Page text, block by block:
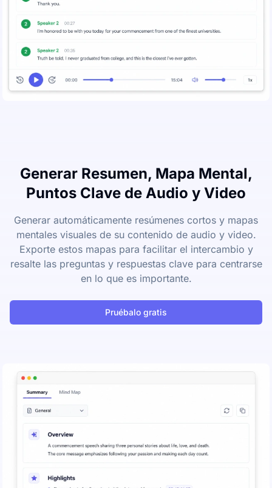
Generar Resumen, Mapa Mental,
Puntos Clave de Audio y Video
Generar automáticamente resúmenes cortos y mapas
mentales visuales de su contenido de audio y video.
Exporte estos mapas para facilitar el intercambio y
resalte las preguntas y respuestas clave para centrarse
en lo que es importante.
Pruébalo gratis